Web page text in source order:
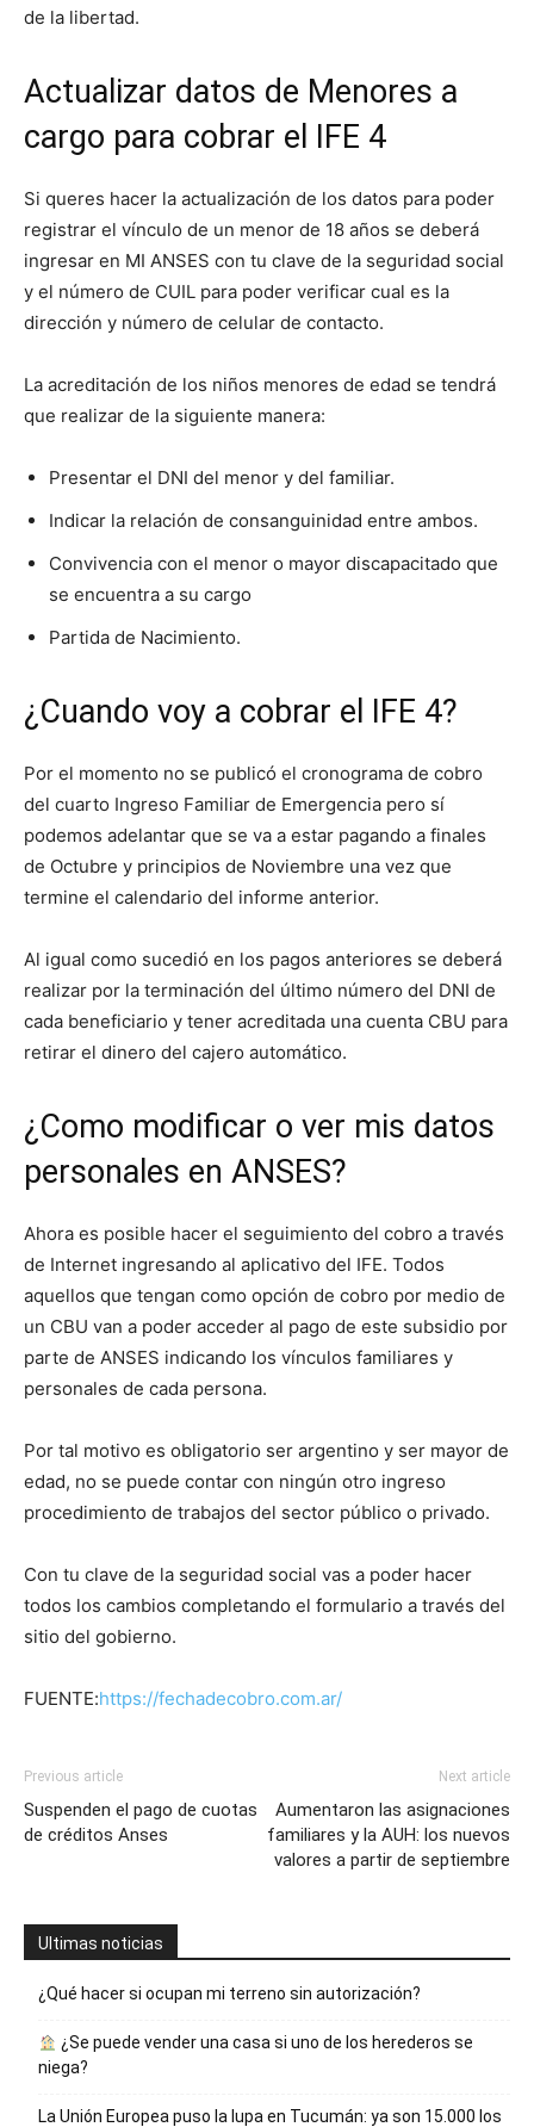
de la libertad.
Actualizar datos de Menores a
cargo para cobrar el IFE 4
Si queres hacer la actualización de los datos para poder
registrar el vínculo de un menor de 18 años se deberá
ingresar en MI ANSES con tu clave de la seguridad social
y el número de CUIL para poder verificar cual es la
dirección y número de celular de contacto.
La acreditación de los niños menores de edad se tendrá
que realizar de la siguiente manera:
Presentar el DNI del menor y del familiar.
Indicar la relación de consanguinidad entre ambos.
Convivencia con el menor o mayor discapacitado que
se encuentra a su cargo
Partida de Nacimiento.
¿Cuando voy a cobrar el IFE 4?
Por el momento no se publicó el cronograma de cobro
del cuarto Ingreso Familiar de Emergencia pero sí
podemos adelantar que se va a estar pagando a finales
de Octubre y principios de Noviembre una vez que
termine el calendario del informe anterior.
Al igual como sucedió en los pagos anteriores se deberá
realizar por la terminación del último número del DNI de
cada beneficiario y tener acreditada una cuenta CBU para
retirar el dinero del cajero automático.
¿Como modificar o ver mis datos
personales en ANSES?
Ahora es posible hacer el seguimiento del cobro a través
de Internet ingresando al aplicativo del IFE. Todos
aquellos que tengan como opción de cobro por medio de
un CBU van a poder acceder al pago de este subsidio por
parte de ANSES indicando los vínculos familiares y
personales de cada persona.
Por tal motivo es obligatorio ser argentino y ser mayor de
edad, no se puede contar con ningún otro ingreso
procedimiento de trabajos del sector público o privado.
Con tu clave de la seguridad social vas a poder hacer
todos los cambios completando el formulario a través del
sitio del gobierno.
FUENTE:https://fechadecobro.com.ar/
Previous article
Suspenden el pago de cuotas
de créditos Anses
Next article
Aumentaron las asignaciones
familiares y la AUH: los nuevos
valores a partir de septiembre
Ultimas noticias
¿Qué hacer si ocupan mi terreno sin autorización?
¿Se puede vender una casa si uno de los herederos se
niega?
La Unión Europea puso la lupa en Tucumán: ya son 15.000 los